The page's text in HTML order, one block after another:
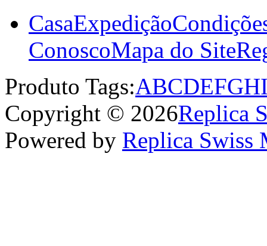
CasaExpedição
ConoscoMapa do Site
Produto Tags:ABCDEFGH
Copyright © 2026Replica
Powered by Replica Swiss